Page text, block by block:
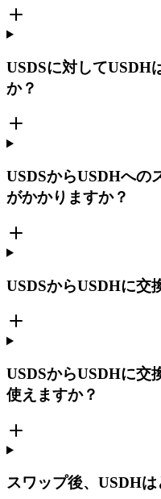
USDSに対してUSDH
か？
USDSからUSDHへの
がかかりますか？
USDSからUSDHに交
USDSからUSDHに交
使えますか？
スワップ後、USDH